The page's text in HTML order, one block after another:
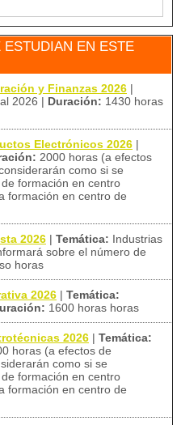
EN ESTE
y Finanzas 2026 |
2026 | Duración: 1430 horas
Electrónicos 2026 |
2000 horas (a efectos
como si se
formación en centro
formación en centro de
2026 | Temática: Industrias
sobre el número de
horas
2026 | Temática:
1600 horas horas
2026 | Temática:
horas (a efectos de
como si se
formación en centro
formación en centro de